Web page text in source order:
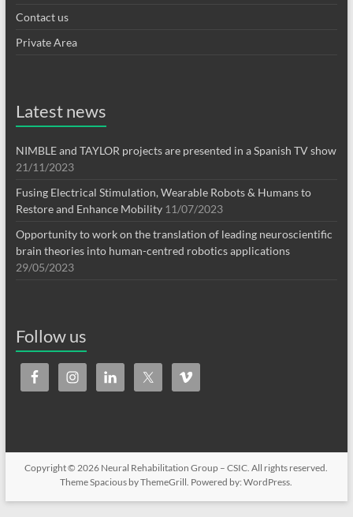
Contact us
Private Area
Latest news
NIMBLE and TAYLOR projects are presented in a Spanish TV show
21/11/2023
Fusing Electrical Stimulation, Wearable Robots & Humans to
Restore and Enhance Mobility 11/07/2023
Opportunity to work on the translation of leading neuroscientific
brain theories into human-centred robotics applications
29/05/2023
Follow us
Copyright © 2026 Neural Rehabilitation Group – CSIC. All rights reserved.
ThemeSpacious by ThemeGrill. Powered by:WordPress.